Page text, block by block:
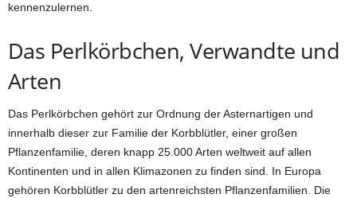
kennenzulernen.
Das Perlkörbchen, Verwandte und
Arten
Das Perlkörbchen gehört zur Ordnung der Asternartigen und
innerhalb dieser zur Familie der Korbblütler, einer großen
Pflanzenfamilie, deren knapp 25.000 Arten weltweit auf allen
Kontinenten und in allen Klimazonen zu finden sind. In Europa
gehören Korbblütler zu den artenreichsten Pflanzenfamilien. Die